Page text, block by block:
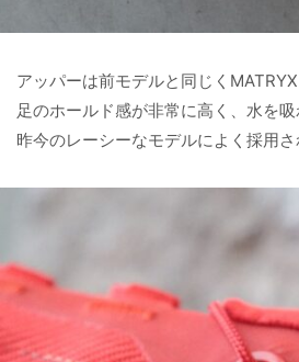
アッパーは前モデルと同じくMATRYX
足のホールド感が非常に高く、水を吸
昨今のレーシーなモデルによく採用さ